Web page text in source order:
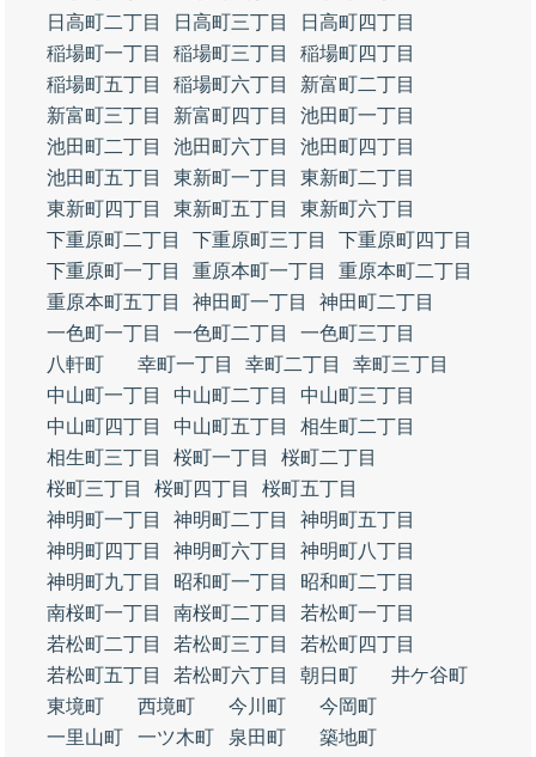
日高町二丁目
日高町三丁目
日高町四丁目
稲場町一丁目
稲場町三丁目
稲場町四丁目
稲場町五丁目
稲場町六丁目
新富町二丁目
新富町三丁目
新富町四丁目
池田町一丁目
池田町二丁目
池田町六丁目
池田町四丁目
池田町五丁目
東新町一丁目
東新町二丁目
東新町四丁目
東新町五丁目
東新町六丁目
下重原町二丁目
下重原町三丁目
下重原町四丁目
下重原町一丁目
重原本町一丁目
重原本町二丁目
重原本町五丁目
神田町一丁目
神田町二丁目
一色町一丁目
一色町二丁目
一色町三丁目
八軒町
幸町一丁目 幸町二丁目
幸町三丁目
中山町一丁目
中山町二丁目
中山町三丁目
中山町四丁目
中山町五丁目
相生町二丁目
相生町三丁目
桜町一丁目
桜町二丁目
桜町三丁目
桜町四丁目
桜町五丁目
神明町一丁目
神明町二丁目
神明町五丁目
神明町四丁目
神明町六丁目
神明町八丁目
神明町九丁目
昭和町一丁目
昭和町二丁目
南桜町一丁目
南桜町二丁目
若松町一丁目
若松町二丁目
若松町三丁目
若松町四丁目
若松町五丁目
若松町六丁目 朝日町
井ケ谷町
東境町
西境町 今川町
今岡町
一里山町
一ツ木町 泉田町
築地町